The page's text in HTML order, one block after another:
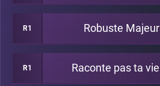
R1 Robuste Majeur
R1 Raconte pas ta vie